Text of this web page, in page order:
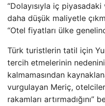
“Dolayısıyla iç piyasadaki
daha düşük maliyetle
“Otel fiyatları ülke
Türk turistlerin tatil için
tercih etmelerinin
kalmamasından
vurgulayan Meriç,
rakamları artırmadığını”